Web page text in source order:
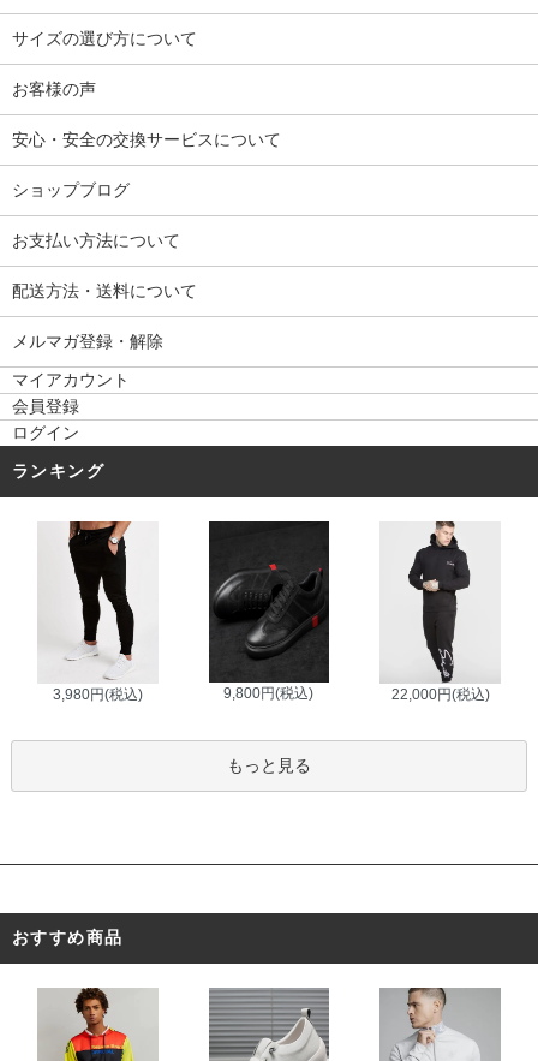
サイズの選び方について
お客様の声
安心・安全の交換サービスについて
ショップブログ
お支払い方法について
配送方法・送料について
メルマガ登録・解除
マイアカウント
会員登録
ログイン
ランキング
3,980円(税込) 9,800円(税込) 22,000円(税込)
もっと見る
おすすめ商品